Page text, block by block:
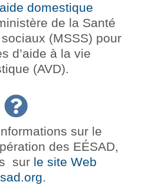
domestique
de la Santé
(MSSS) pour
d’aide à la vie
(AVD).
sur le
des EÉSAD,
sur le site Web
.